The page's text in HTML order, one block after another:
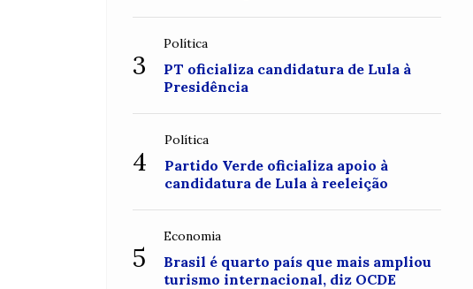
3
Política
PT oficializa candidatura de Lula à
Presidência
4
Política
Partido Verde oficializa apoio à
candidatura de Lula à reeleição
5
Economia
Brasil é quarto país que mais ampliou
turismo internacional, diz OCDE